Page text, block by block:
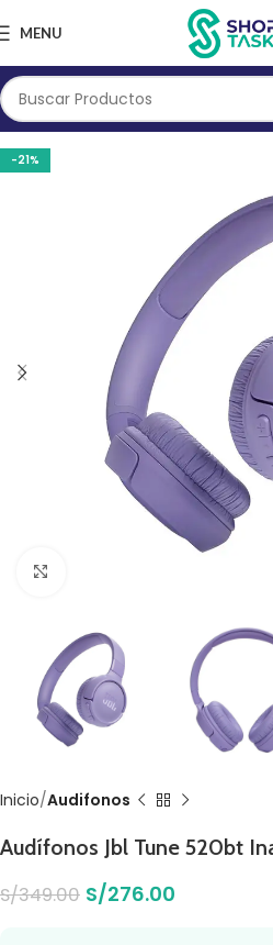
MENU
-21%
Inicio Audifonos
Audífonos Jbl Tune 520bt
S/349.00 S/276.00